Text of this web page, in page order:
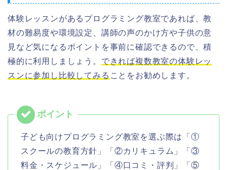
体験レッスンがあるプログラミング教室であれば、教
材の難易度や環境設定、講師の声のかけ方や子供の意
見など気になるポイントを事前に確認できるので、積
極的に利用しましょう。 できれば複数教室の体験レッ
スンに参加し比較してみる ことをお勧めします。
子ども向けプログラミング教室を選ぶ際は「①
スクールの教育方針」「②カリキュラム」「③
料金・スケジュール」「④口コミ・評判」「⑤